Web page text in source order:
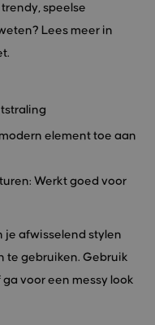
speelse
Lees meer in
element toe aan
Werkt goed voor
je afwisselend stylen
te gebruiken. Gebruik
ga voor een messy look